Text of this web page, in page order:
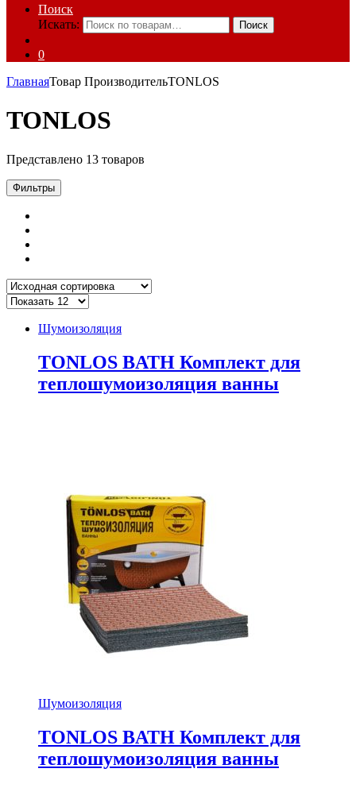
Поиск
Искать:
Поиск
0
ГлавнаяТовар ПроизводительTONLOS
TONLOS
Представлено 13 товаров
Фильтры
Шумоизоляция
TONLOS BATH Комплект для
теплошумоизоляция ванны
Шумоизоляция
TONLOS BATH Комплект для
теплошумоизоляция ванны